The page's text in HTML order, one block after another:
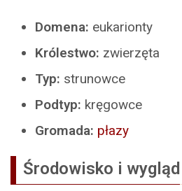
Domena: eukarionty
Królestwo: zwierzęta
Typ: strunowce
Podtyp: kręgowce
Gromada: płazy
Środowisko i wygląd